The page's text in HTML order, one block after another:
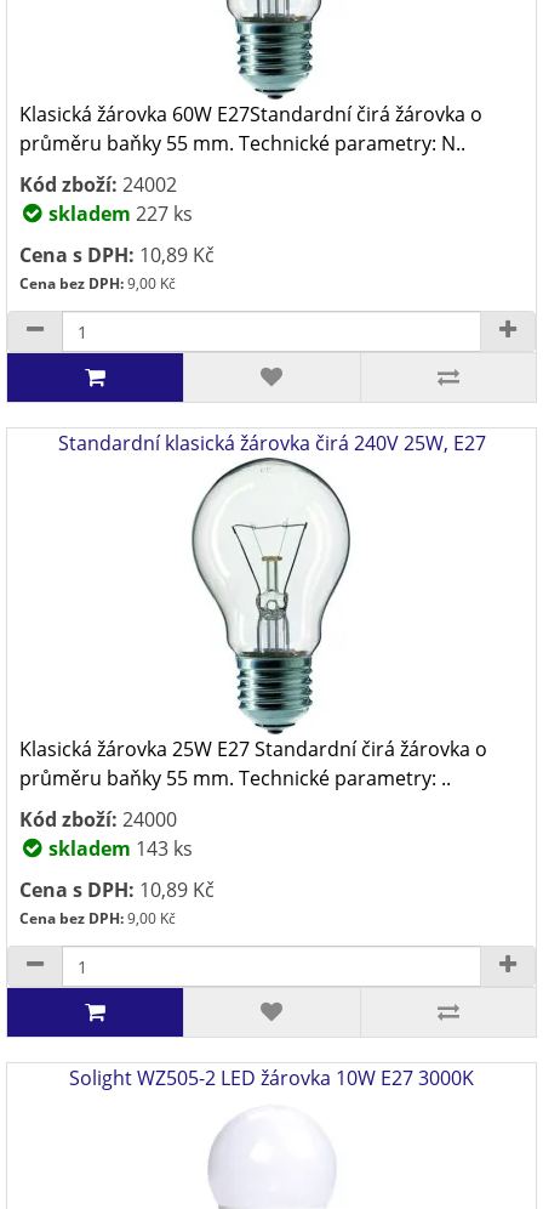
Klasická žárovka 60W E27Standardní čirá žárovka o
průměru baňky 55 mm. Technické parametry: N..
Kód zboží: 24002
skladem 227 ks
Cena s DPH: 10,89 Kč
Cena bez DPH:9,00 Kč
Standardní klasická žárovka čirá 240V 25W, E27
Klasická žárovka 25W E27 Standardní čirá žárovka o
průměru baňky 55 mm. Technické parametry: ..
Kód zboží: 24000
skladem 143 ks
Cena s DPH: 10,89 Kč
Cena bez DPH:9,00 Kč
Solight WZ505-2 LED žárovka 10W E27 3000K